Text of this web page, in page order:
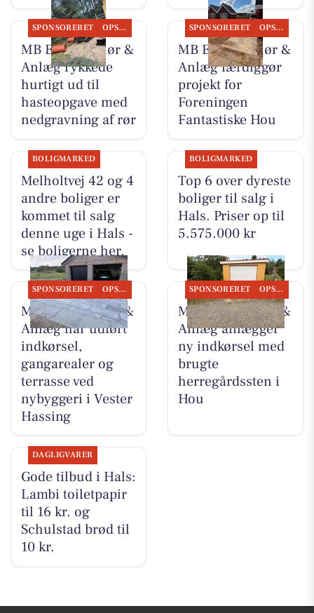
SPONSORERET OPSLAGSTAVLEN
MB Entreprenør &
Anlæg rykkede
hurtigt ud til
hasteopgave med
nedgravning af rør
SPONSORERET OPSLAGSTAVLEN
MB Entreprenør &
Anlæg færdiggør
projekt for
Foreningen
Fantastiske Hou
BOLIGMARKED
Melholtvej 42 og 4
andre boliger er
kommet til salg
denne uge i Hals -
se boligerne her.
BOLIGMARKED
Top 6 over dyreste
boliger til salg i
Hals. Priser op til
5.575.000 kr
SPONSORERET OPSLAGSTAVLEN
MB Entreprenør &
Anlæg har udført
indkørsel,
gangarealer og
terrasse ved
nybyggeri i Vester
Hassing
SPONSORERET OPSLAGSTAVLEN
MB Entreprenør &
Anlæg anlægger
ny indkørsel med
brugte
herregårdssten i
Hou
DAGLIGVARER
Gode tilbud i Hals:
Lambi toiletpapir
til 16 kr. og
Schulstad brød til
10 kr.